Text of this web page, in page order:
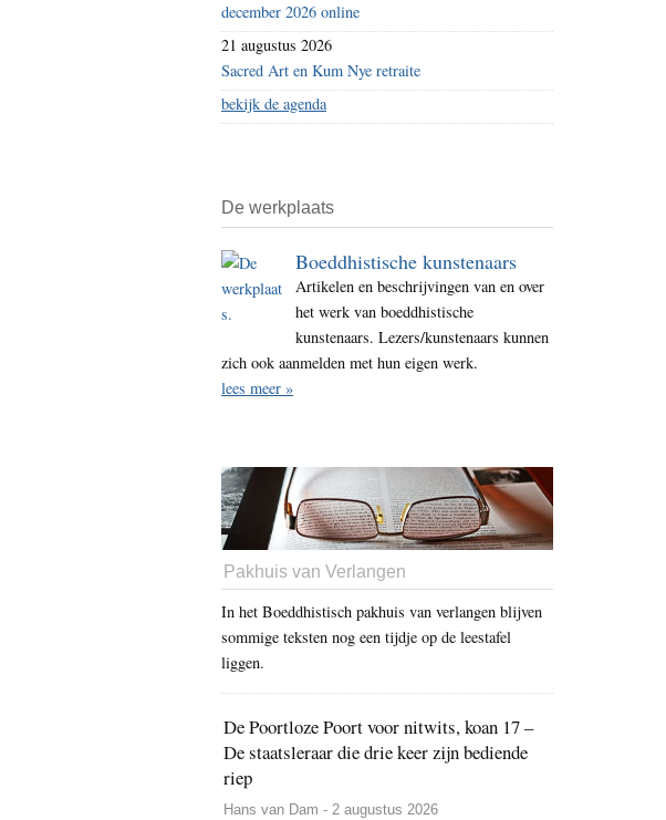
december 2026 online
21 augustus 2026
Sacred Art en Kum Nye retraite
bekijk de agenda
De werkplaats
Boeddhistische kunstenaars
Artikelen en beschrijvingen van en over
het werk van boeddhistische
kunstenaars. Lezers/kunstenaars kunnen
zich ook aanmelden met hun eigen werk.
lees meer »
Pakhuis van Verlangen
In het Boeddhistisch pakhuis van verlangen blijven
sommige teksten nog een tijdje op de leestafel
liggen.
De Poortloze Poort voor nitwits, koan 17 –
De staatsleraar die drie keer zijn bediende
riep
Hans van Dam - 2 augustus 2026